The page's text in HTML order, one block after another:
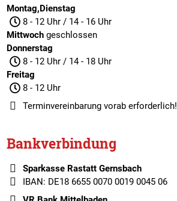
Montag,Dienstag
8 - 12 Uhr / 14 - 16 Uhr
Mittwochgeschlossen
Donnerstag
8 - 12 Uhr / 14 - 18 Uhr
Freitag
8 - 12 Uhr
Terminvereinbarungvorab erforderlich!
Bankverbindung
Sparkasse Rastatt Gernsbach
IBAN: DE18 6655 0070 0019 0045 06